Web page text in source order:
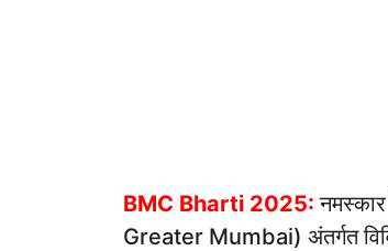
BMC Bharti 2025:
Greater Mumbai) अंतर्गत